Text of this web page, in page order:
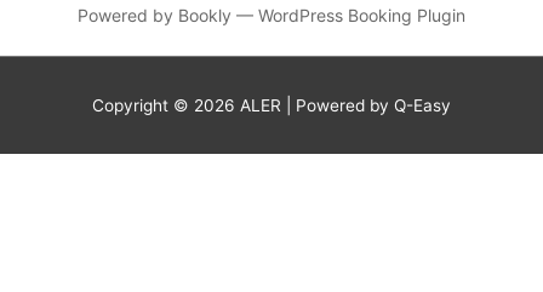
Powered by Bookly — WordPress Booking Plugin
Copyright © 2026 ALER | Powered by Q-Easy